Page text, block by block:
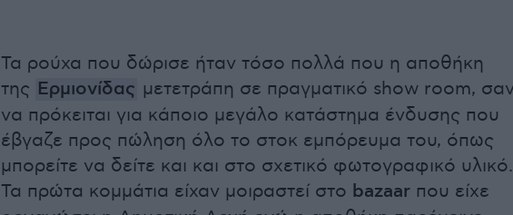
Τα ρούχα που δώρισε ήταν τόσο πολλά που η αποθήκη
της Ερμιονίδας μετετράπη σε πραγματικό show room,
να πρόκειται για κάποιο μεγάλο κατάστημα ένδυσης που
έβγαζε προς πώληση όλο το στοκ εμπόρευμα του, όπως
μπορείτε να δείτε και και στο σχετικό φωτογραφικό υλικό.
Τα πρώτα κομμάτια είχαν μοιραστεί στο bazaar που είχε